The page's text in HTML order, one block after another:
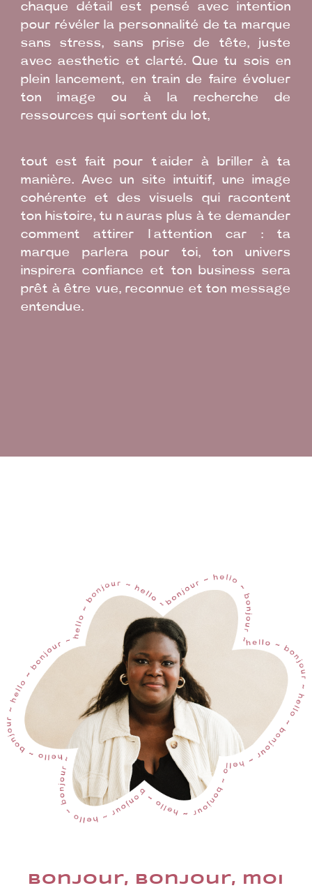
chaque détail est pensé avec intention
pour révéler la personnalité de ta marque
sans stress, sans prise de tête, juste
avec aesthetic et clarté. Que tu sois en
plein lancement, en train de faire évoluer
ton image ou à la recherche de
ressources qui sortent du lot,
tout est fait pour t’aider à briller à ta
manière. Avec un site intuitif, une image
cohérente et des visuels qui racontent
ton histoire, tu n’auras plus à te demander
comment attirer l’attention car : ta
marque parlera pour toi, ton univers
inspirera confiance et ton business sera
prêt à être vue, reconnue et ton message
entendue.
Bonjour, bonjour, moi